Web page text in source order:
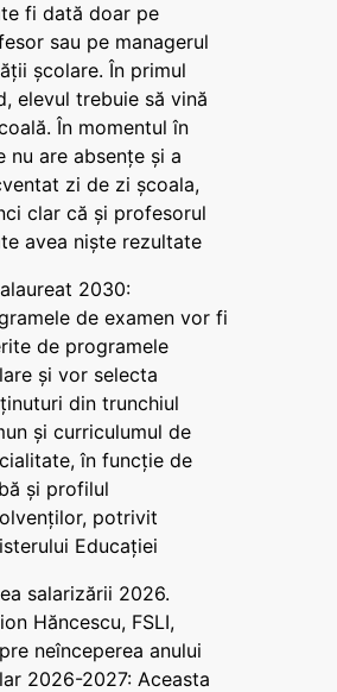
fi dată doar pe
sau pe managerul
școlare. În primul
elevul trebuie să vină
În momentul în
nu are absențe și a
zi de zi școala,
clar că și profesorul
avea niște rezultate
2030:
de examen vor fi
de programele
și vor selecta
din trunchiul
și curriculumul de
în funcție de
și profilul
potrivit
Educației
salarizării 2026.
Hăncescu, FSLI,
neînceperea anului
2026-2027: Aceasta